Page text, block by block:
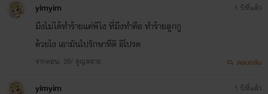
เลียน หรือทำการใดๆกับนิยายเรื่องนี้เป็นเด็ดขาด
ถ้าเจออีกฟางจะดำเนินคดีตามกฏหมาย เนื่องจากเรื่อง "ก็
แค่ตัวแทน" เคยมีเหตุการณ์นี้เกิดขึ้น ฟางเลยไปปรึกษา
yimyim
มึงไม่ได้ทำร้ายแค่พีไง ที่มึงทำคือ ทำร้ายลูกกู
ด้วยไง เอามันไปรักษาทีดิ อิโปรด
จากตอน: 28/ สูญสลาย
1 ปีที่แล้ว
ตอบกลับ
yimyim 1 ปีที่แล้ว